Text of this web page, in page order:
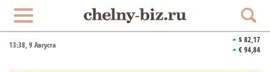
13:38, 9 Августа
$ 82,17
€ 94,84